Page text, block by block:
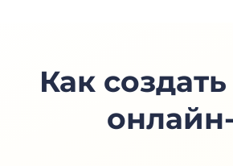
Как